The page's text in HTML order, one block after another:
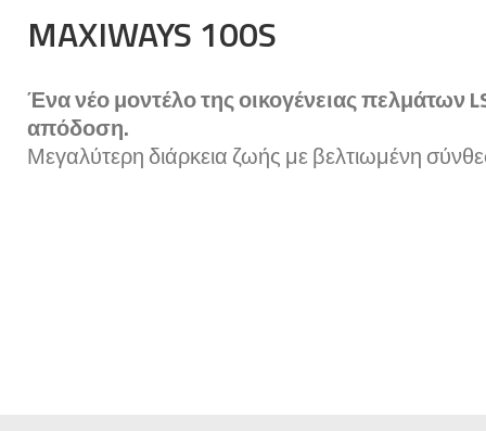
MAXIWAYS 100S
Ένα νέο μοντέλο της οικογένειας πελμάτων
απόδοση.
Μεγαλύτερη διάρκεια ζωής με βελτιωμένη